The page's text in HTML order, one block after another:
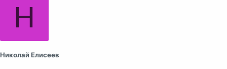
Н
Николай Елисеев